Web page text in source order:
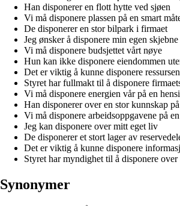
Han disponerer en flott hytte ved sjøen
Vi må disponere plassen på en smart
De disponerer en stor bilpark i firmaet
Jeg ønsker å disponere min egen skjebne
Vi må disponere budsjettet vårt nøye
Hun kan ikke disponere eiendommen
Det er viktig å kunne disponere
Styret har fullmakt til å disponere
Vi må disponere energien vår på en
Han disponerer over en stor kunnskap
Vi må disponere arbeidsoppgavene på
Jeg kan disponere over mitt eget liv
De disponerer et stort lager av
Det er viktig å kunne disponere
Styret har myndighet til å disponere over
Synonymer